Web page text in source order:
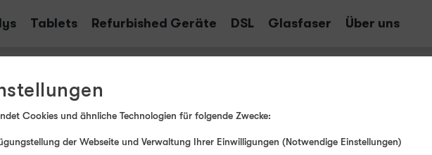
Tablets Refurbished Geräte DSL Glasfaser Über uns
Monatlicher Tarifpreis
Cookies und ähnliche Technologien für folgende Zwecke:
der Webseite und Verwaltung Ihrer Einwilligungen (Notwendige Einstellungen)